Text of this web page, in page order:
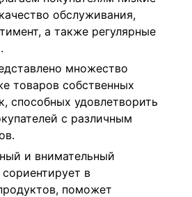
обслуживания,
а также регулярные
множество
товаров собственных
способных удовлетворить
с различным
и внимательный
в
поможет